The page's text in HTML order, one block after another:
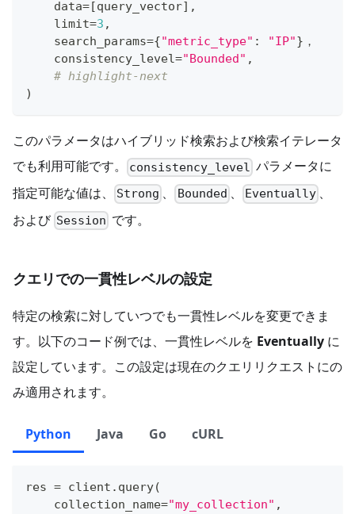
    data
=[query_vector] ,
    limit
=3 ,
    search_params
={"metric_type" : "IP"} ，
    consistency_level
="Bounded" ,
# highlight-next
)
このパラメータはハイブリッド検索および検索イテレータ
でも利用可能です。
consistency_level パラメータに
指定可能な値は、
Strong 、 Bounded 、 Eventually 、
および Session です。
クエリでの一貫性レベルの設定
特定の検索に対していつでも一貫性レベルを変更できま
す。以下のコード例では、一貫性レベルを Eventually に
設定しています。この設定は現在のクエリリクエストにの
み適用されます。
Python Java Go cURL
res = client . query(
    collection_name
="my_collection" ,